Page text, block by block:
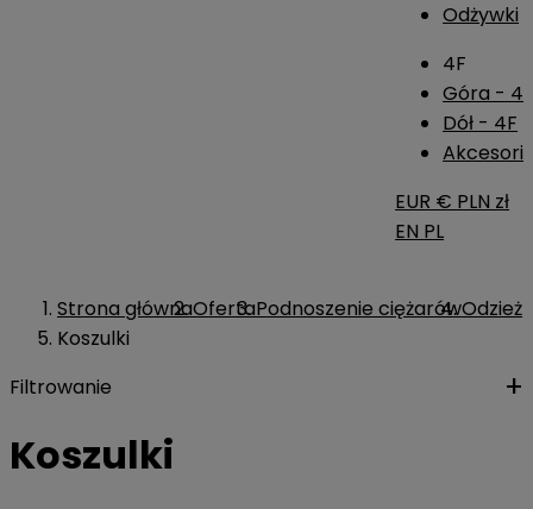
Odżywki
4F
Góra -
Dół - 4F
EUR € PLN zł
EN PL
Strona głównaOfertaPodnoszenie ciężarówOdzież
Koszulki
Filtrowanie
Koszulki